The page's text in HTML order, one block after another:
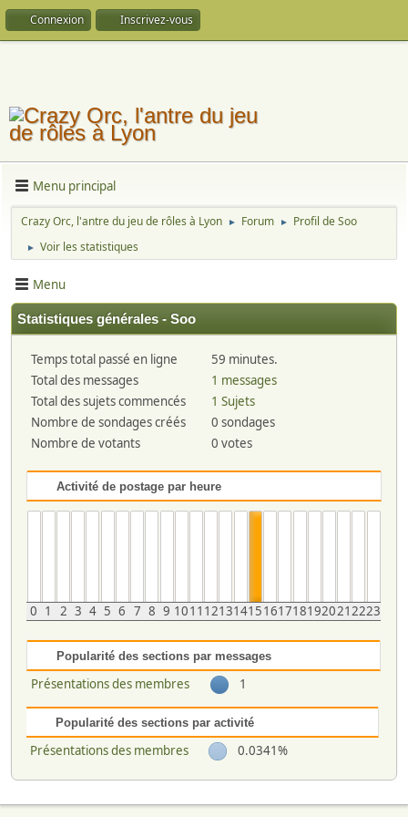
Connexion Inscrivez-vous
Menu principal
Crazy Orc, l'antre du jeu de rôles à Lyon ► Forum ► Profil de Soo
► Voir les statistiques
Menu
Statistiques générales - Soo
Temps total passé en ligne
59 minutes.
Total des messages
1 messages
Total des sujets commencés
1 Sujets
Nombre de sondages créés
0 sondages
Nombre de votants
0 votes
Activité de postage par heure
0 1 2 3 4 5 6 7 8 9 1011 121314151617181920212223
Popularité des sections par messages
Présentations des membres 1
Popularité des sections par activité
Présentations des membres 0.0341%